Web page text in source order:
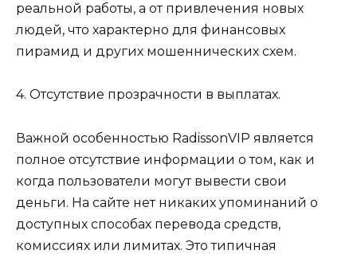
реальной работы, а от привлечения новых
людей, что характерно для финансовых
пирамид и других мошеннических схем.
4. Отсутствие прозрачности в выплатах.
Важной особенностью RadissonVIP является
полное отсутствие информации о том, как и
когда пользователи могут вывести свои
деньги. На сайте нет никаких упоминаний о
доступных способах перевода средств,
комиссиях или лимитах. Это типичная